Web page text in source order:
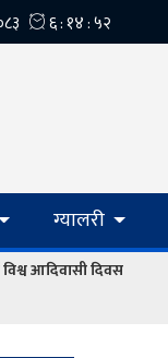
ग्यालरी
आदिवासी दिवस